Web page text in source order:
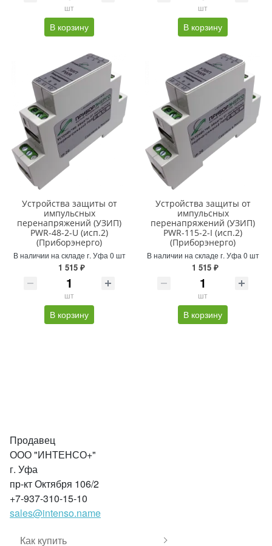
шт
В корзину
шт
В корзину
Устройства защиты от
импульсных
перенапряжений (УЗИП)
PWR-48-2-U (исп.2)
(Приборэнерго)
В наличии на складе г. Уфа 0 шт
1 515 ₽
шт
В корзину
Устройства защиты от
импульсных
перенапряжений (УЗИП)
PWR-115-2-I (исп.2)
(Приборэнерго)
В наличии на складе г. Уфа 0 шт
1 515 ₽
шт
В корзину
Продавец
ООО "ИНТЕНСО+"
г. Уфа
пр-кт Октября 106/2
+7-937-310-15-10
sales@intenso.name
Как купить